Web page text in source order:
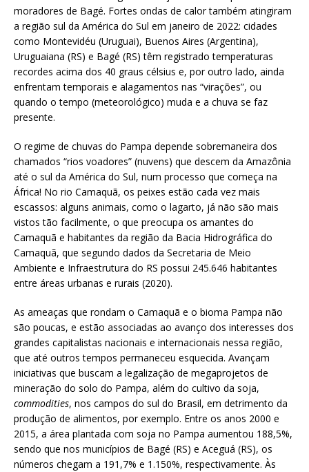
moradores de Bagé. Fortes ondas de calor também atingiram
a região sul da América do Sul em janeiro de 2022: cidades
como Montevidéu (Uruguai), Buenos Aires (Argentina),
Uruguaiana (RS) e Bagé (RS) têm registrado temperaturas
recordes acima dos 40 graus célsius e, por outro lado, ainda
enfrentam temporais e alagamentos nas “virações”, ou
quando o tempo (meteorológico) muda e a chuva se faz
presente.
O regime de chuvas do Pampa depende sobremaneira dos
chamados “rios voadores” (nuvens) que descem da Amazônia
até o sul da América do Sul, num processo que começa na
África! No rio Camaquã, os peixes estão cada vez mais
escassos: alguns animais, como o lagarto, já não são mais
vistos tão facilmente, o que preocupa os amantes do
Camaquã e habitantes da região da Bacia Hidrográfica do
Camaquã, que segundo dados da Secretaria de Meio
Ambiente e Infraestrutura do RS possui 245.646 habitantes
entre áreas urbanas e rurais (2020).
As ameaças que rondam o Camaquã e o bioma Pampa não
são poucas, e estão associadas ao avanço dos interesses dos
grandes capitalistas nacionais e internacionais nessa região,
que até outros tempos permaneceu esquecida. Avançam
iniciativas que buscam a legalização de megaprojetos de
mineração do solo do Pampa, além do cultivo da soja,
commodities, nos campos do sul do Brasil, em detrimento da
produção de alimentos, por exemplo. Entre os anos 2000 e
2015, a área plantada com soja no Pampa aumentou 188,5%,
sendo que nos municípios de Bagé (RS) e Aceguá (RS), os
números chegam a 191,7% e 1.150%, respectivamente. Às